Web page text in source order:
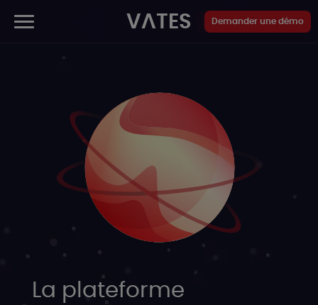
VATES Demander une démo
La plateforme